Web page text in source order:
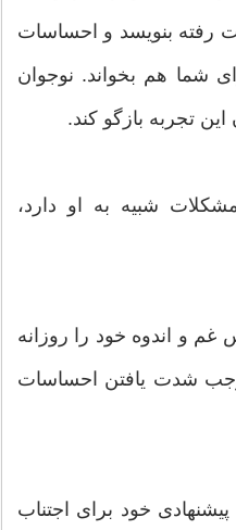
رفته بنویسد و احساسات
شما هم بخواند. نوجوان
تجربه بازگو کند.
شبیه به او دارد،
غم و اندوه خود را روزانه
شدت یافتن احساسات
خود برای اجتناب